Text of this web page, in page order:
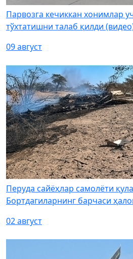
Парвозга кечиккан хонимлар
тўхтатишни талаб қилди
09 август
Перуда сайёҳлар самолёти
Бортдагиларнинг барчаси
02 август